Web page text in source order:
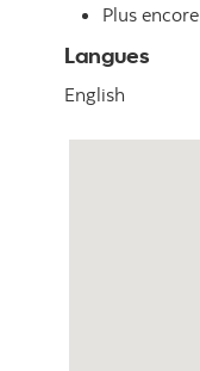
Plus encore
Langues
English